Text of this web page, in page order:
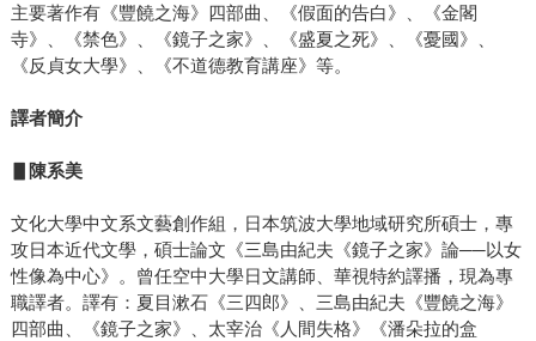
主要著作有《豐饒之海》四部曲、《假面的告白》、《金閣
寺》、《禁色》、《鏡子之家》、《盛夏之死》、《憂國》、
《反貞女大學》、《不道德教育講座》等。
譯者簡介
▋陳系美
文化大學中文系文藝創作組，日本筑波大學地域研究所碩士，專
攻日本近代文學，碩士論文《三島由紀夫《鏡子之家》論──以女
性像為中心》。曾任空中大學日文講師、華視特約譯播，現為專
職譯者。譯有：夏目漱石《三四郎》、三島由紀夫《豐饒之海》
四部曲、《鏡子之家》、太宰治《人間失格》《潘朵拉的盒